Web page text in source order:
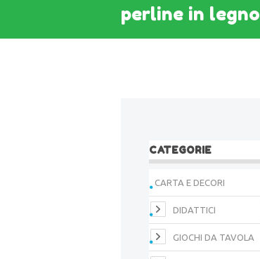
perline in legno
CATEGORIE
CARTA E DECORI
DIDATTICI
GIOCHI DA TAVOLA